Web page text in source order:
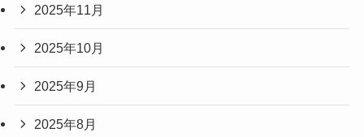
2025年11月
2025年10月
2025年9月
2025年8月